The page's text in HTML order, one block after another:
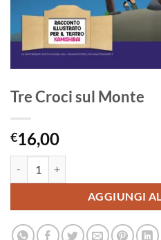
Tre Croci sul Monte
€16,00
AGGIUNGI